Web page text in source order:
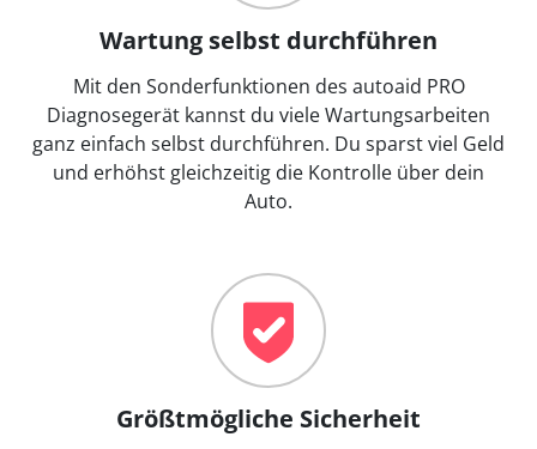
Wartung selbst durchführen
Mit den Sonderfunktionen des autoaid PRO
Diagnosegerät kannst du viele Wartungsarbeiten
ganz einfach selbst durchführen. Du sparst viel Geld
und erhöhst gleichzeitig die Kontrolle über dein
Auto.
Größtmögliche Sicherheit